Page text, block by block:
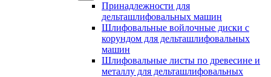
Принадлежности для
дельташлифовальных машин
Шлифовальные войлочные диски с
корундом для дельташлифовальных
машин
Шлифовальные листы по древесине и
металлу для дельташлифовальных